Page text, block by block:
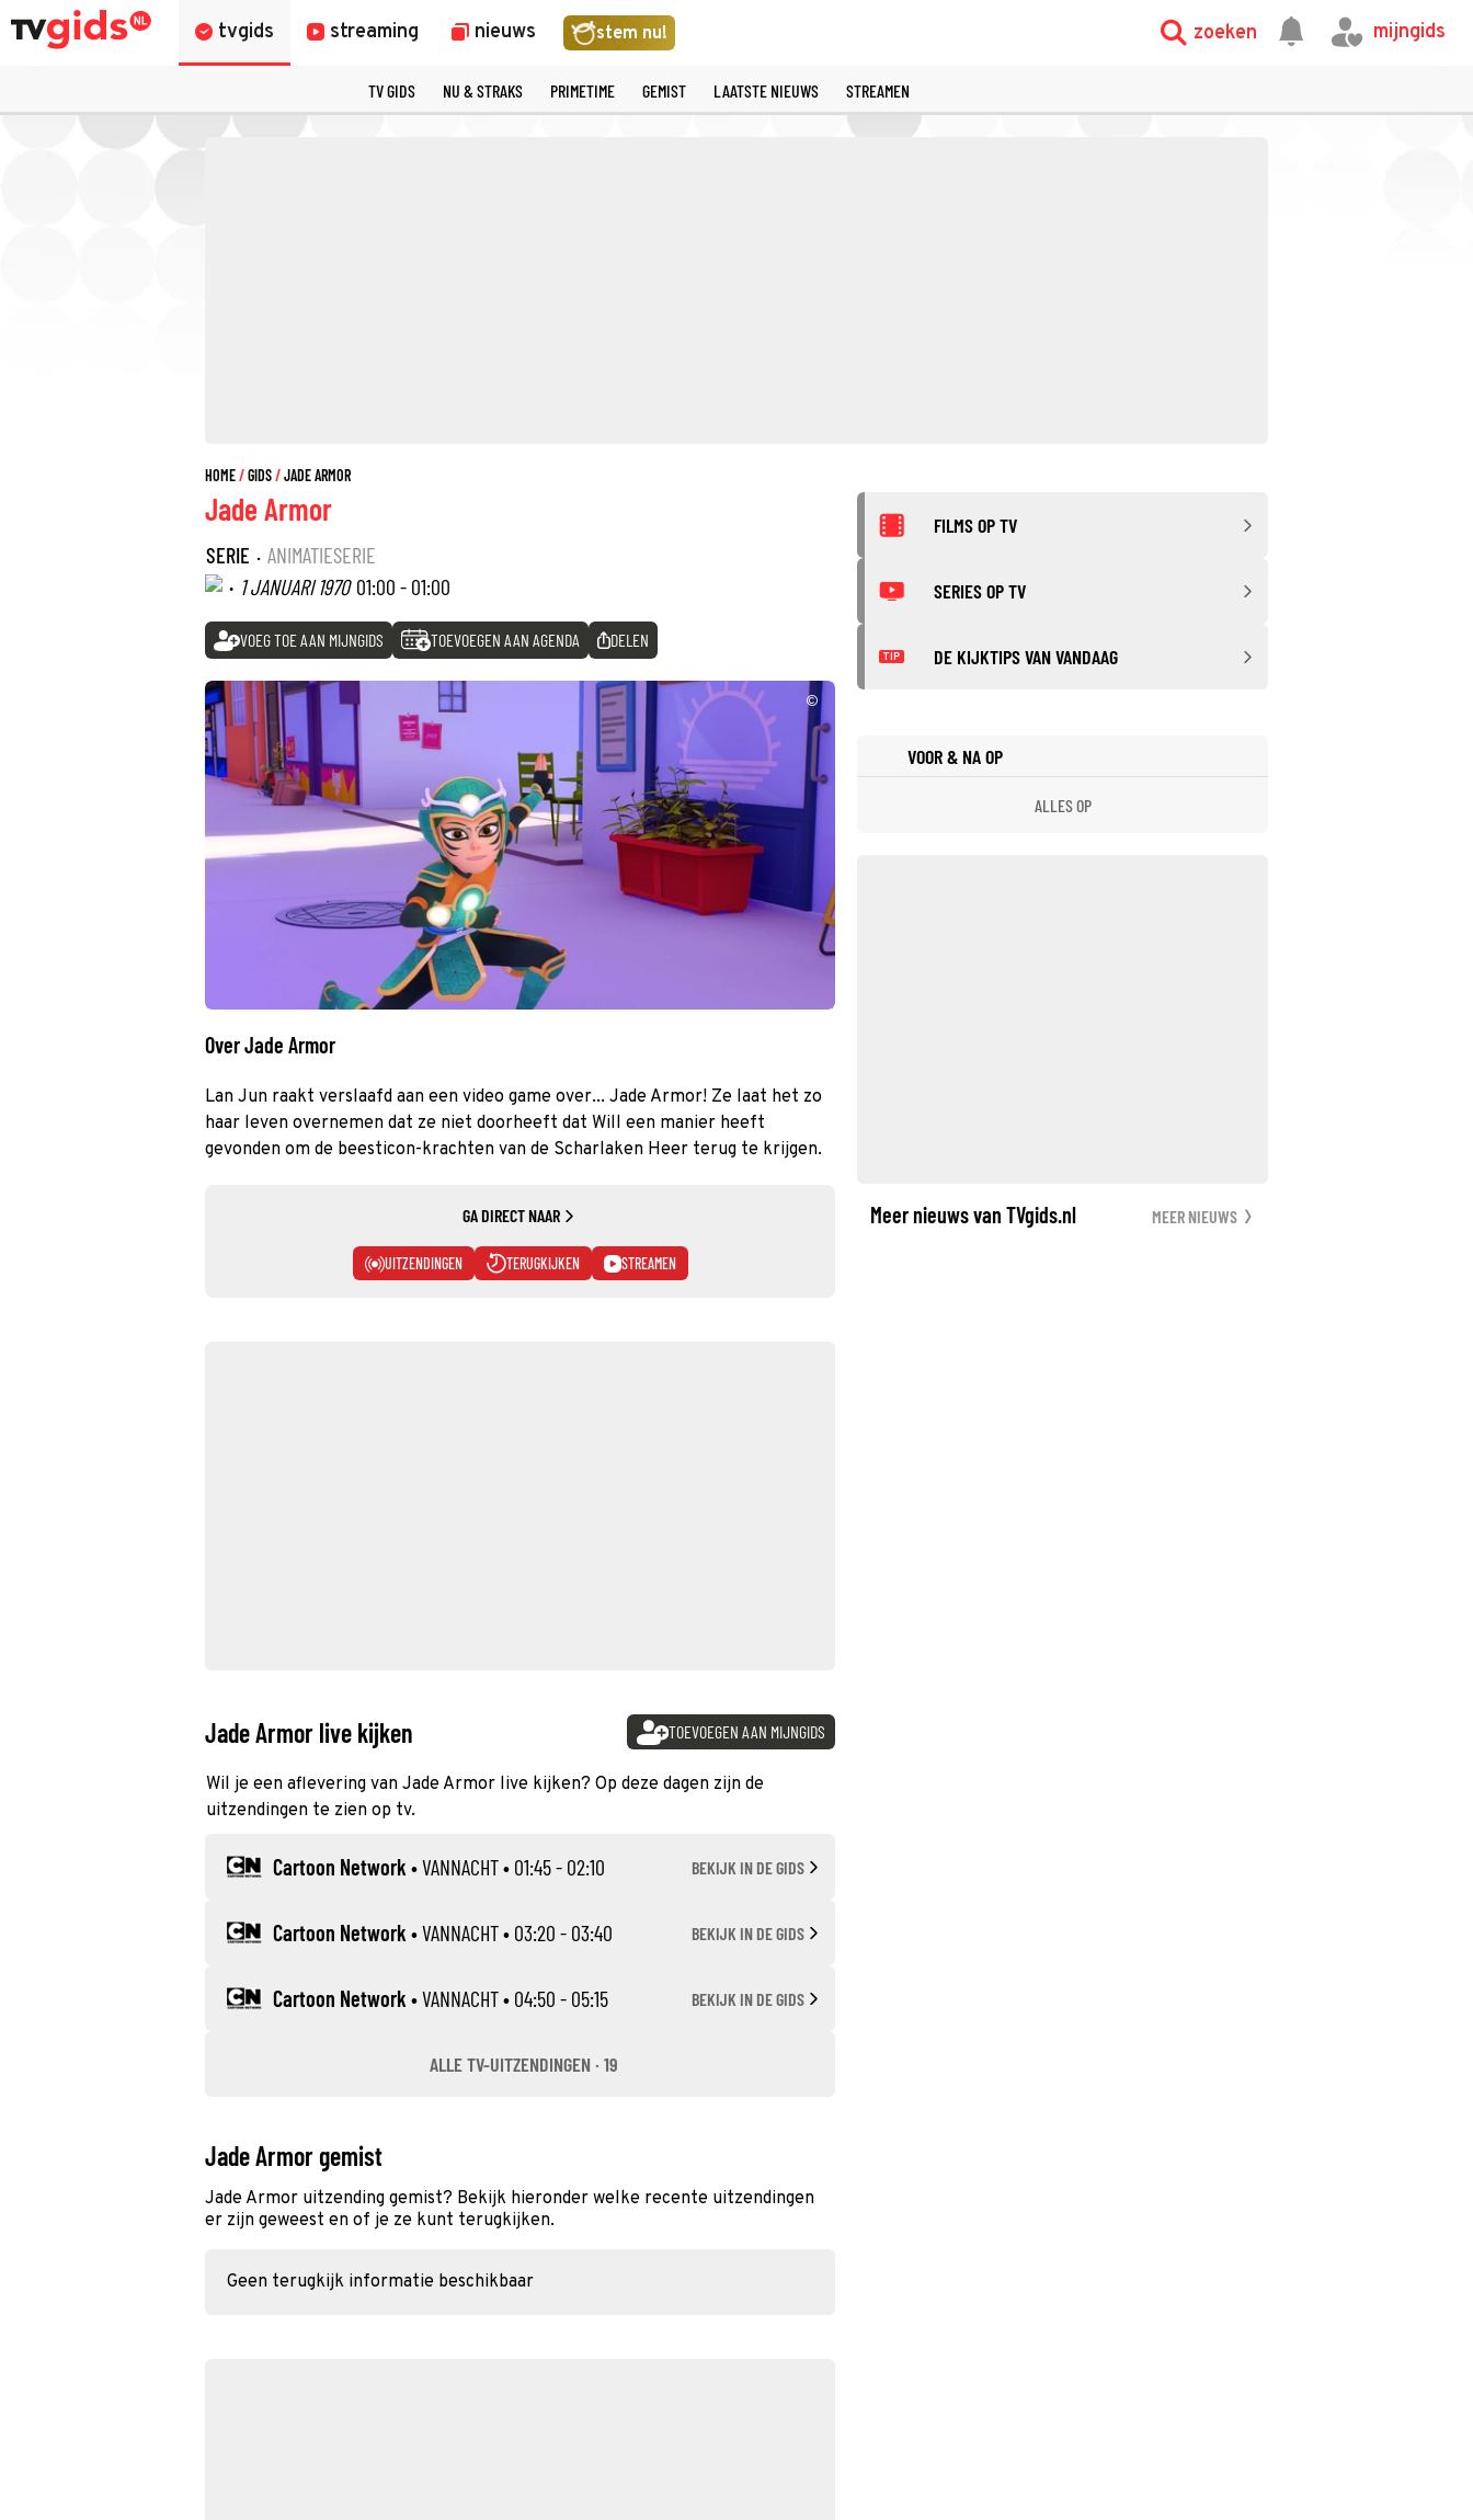
tvgids streaming nieuws stem nu! zoeken mijngids
TV GIDS NU & STRAKS PRIMETIME GEMIST LAATSTE NIEUWS STREAMEN
HOME GIDS JADE ARMOR
Jade Armor
SERIE · ANIMATIESERIE
· 1 JANUARI 1970 01:00 - 01:00
VOEG TOE AAN MIJNGIDS TOEVOEGEN AAN AGENDA DELEN
©
Over Jade Armor
Lan Jun raakt verslaafd aan een video game over... Jade Armor! Ze laat het zo
haar leven overnemen dat ze niet doorheeft dat Will een manier heeft
gevonden om de beesticon-krachten van de Scharlaken Heer terug te krijgen.
GA DIRECT NAAR
UITZENDINGEN TERUGKIJKEN STREAMEN
Jade Armor live kijken TOEVOEGEN AAN MIJNGIDS
Wil je een aflevering van Jade Armor live kijken? Op deze dagen zijn de
uitzendingen te zien op tv.
Cartoon Network •VANNACHT• 01:45 - 02:10 BEKIJK IN DE GIDS
Cartoon Network •VANNACHT• 03:20 - 03:40 BEKIJK IN DE GIDS
Cartoon Network •VANNACHT• 04:50 - 05:15 BEKIJK IN DE GIDS
ALLE TV-UITZENDINGEN · 19
Jade Armor gemist
Jade Armor uitzending gemist? Bekijk hieronder welke recente uitzendingen
er zijn geweest en of je ze kunt terugkijken.
Geen terugkijk informatie beschikbaar
FILMS OP TV
SERIES OP TV
TIP DE KIJKTIPS VAN VANDAAG
VOOR & NA OP
ALLES OP
Meer nieuws van TVgids.nl MEER NIEUWS